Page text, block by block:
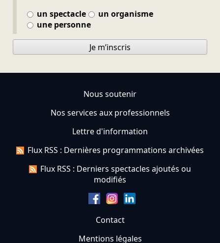
un spectacle
un organisme
une personne
Je m’inscris
Nous soutenir
Nos services aux professionnels
Lettre d'information
Flux RSS : Dernières programmations archivées
Flux RSS : Derniers spectacles ajoutés ou
modifiés
Contact
Mentions légales